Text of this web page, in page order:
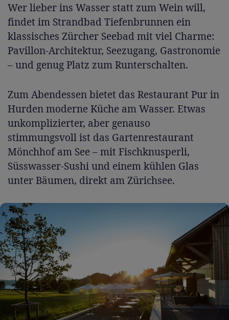
Wer lieber ins Wasser statt zum Wein will,
findet im Strandbad Tiefenbrunnen ein
klassisches Zürcher Seebad mit viel Charme:
Pavillon-Architektur, Seezugang, Gastronomie
– und genug Platz zum Runterschalten.
Zum Abendessen bietet das Restaurant Pur in
Hurden moderne Küche am Wasser. Etwas
unkomplizierter, aber genauso
stimmungsvoll ist das Gartenrestaurant
Mönchhof am See – mit Fischknusperli,
Süsswasser-Sushi und einem kühlen Glas
unter Bäumen, direkt am Zürichsee.